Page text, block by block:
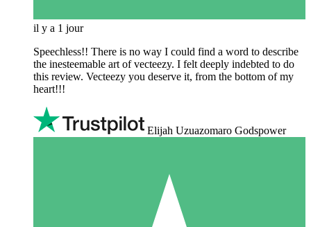
il y a 1 jour
Speechless!! There is no way I could find a word to describe
the inesteemable art of vecteezy. I felt deeply indebted to do
this review. Vecteezy you deserve it, from the bottom of my
heart!!!
Elijah Uzuazomaro Godspower